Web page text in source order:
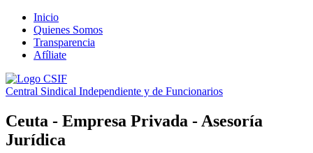
Inicio
Quienes Somos
Transparencia
Afíliate
Central Sindical Independiente y de Funcionarios
Ceuta - Empresa Privada - Asesoría
Jurídica